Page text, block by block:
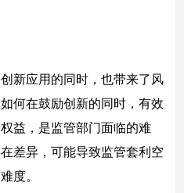
新应用的同时，也带来了风
何在鼓励创新的同时，有效
益，是监管部门面临的难
差异，可能导致监管套利空
度。